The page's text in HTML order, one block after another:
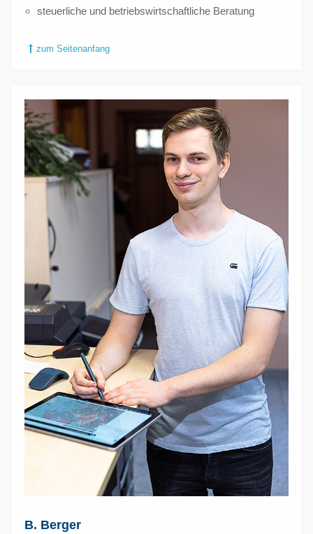
steuerliche und betriebswirtschaftliche Beratung
zum Seitenanfang
B. Berger